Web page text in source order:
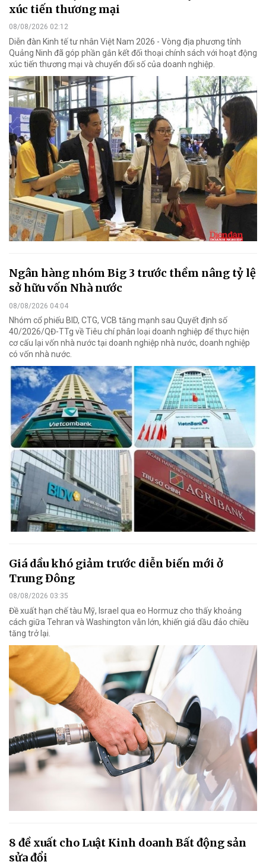
xúc tiến thương mại
08/08/2026 02:12
Diễn đàn Kinh tế tư nhân Việt Nam 2026 - Vòng địa phương tỉnh
Quảng Ninh đã góp phần gắn kết đối thoại chính sách với hoạt động
xúc tiến thương mại và chuyển đổi số của doanh nghiệp.
Ngân hàng nhóm Big 3 trước thềm nâng tỷ lệ
sở hữu vốn Nhà nước
08/08/2026 04:04
Nhóm cổ phiếu BID, CTG, VCB tăng mạnh sau Quyết định số
40/2026/QĐ-TTg về Tiêu chí phân loại doanh nghiệp để thực hiện
cơ cấu lại vốn nhà nước tại doanh nghiệp nhà nước, doanh nghiệp
có vốn nhà nước.
Giá dầu khó giảm trước diễn biến mới ở
Trung Đông
08/08/2026 03:35
Đề xuất hạn chế tàu Mỹ, Israel qua eo Hormuz cho thấy khoảng
cách giữa Tehran và Washington vẫn lớn, khiến giá dầu đảo chiều
tăng trở lại.
8 đề xuất cho Luật Kinh doanh Bất động sản
sửa đổi